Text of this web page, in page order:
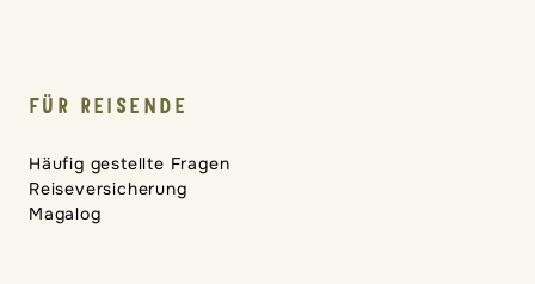
FÜR REISENDE
Häufig gestellte Fragen
Reiseversicherung
Magalog